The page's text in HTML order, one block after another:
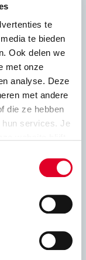
te
te bieden
Ook delen we
met onze
analyse. Deze
met andere
die ze hebben
services. Je